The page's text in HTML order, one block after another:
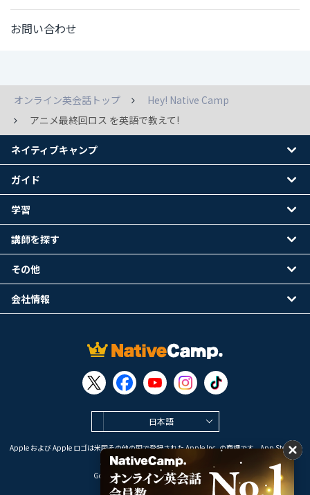
お問い合わせ
オンライン英会話トップ
Hey! Native Camp
アニメ最終回ロス を英語で教えて!
日本語
Apple および Apple ロゴは米国その他の国で登録された Apple Inc. の商標です。App Store は
Apple Inc. のサービスマークです。
Google Play は Google LLC の商標です。
ネイティブキャンプ
ガイド
学習
講師を探す
その他
会社情報